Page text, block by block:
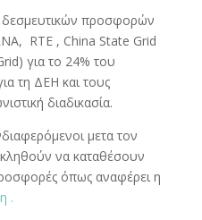
προσφορών
RTE , China State Grid
για το 24% του
τη ΔΕΗ και τους
διαδικασία.
μετα τον
να καταθέσουν
όπως αναφέρει η
.